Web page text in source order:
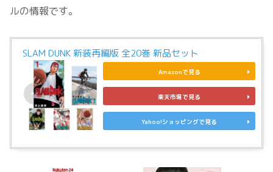
ルの情報です。
SLAM DUNK 新装再編版 全20巻 新品セット
Amazonで見る
楽天市場で見る
Yahoo!ショッピングで見る